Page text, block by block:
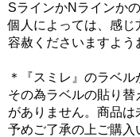
SラインかNラインか
個人によっては、感
容赦くださいますよう
＊『スミレ』のラベル
その為ラベルの貼り
がありません。商品は
予めご了承の上ご購入